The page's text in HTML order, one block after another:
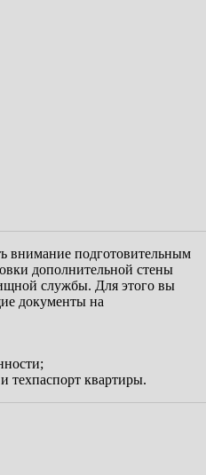
внимание подготовительным
дополнительной стены
службы. Для этого вы
документы на
техпаспорт квартиры.